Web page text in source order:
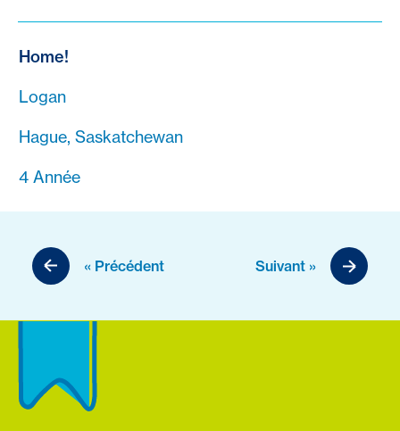
Home!
Logan
Hague, Saskatchewan
4 Année
« Précédent Suivant »